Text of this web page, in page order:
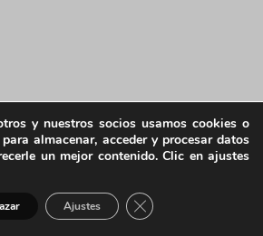
y nuestros socios usamos cookies o
almacenar, acceder y procesar datos
un mejor contenido. Clic en ajustes
Ajustes Cerrar el banner de